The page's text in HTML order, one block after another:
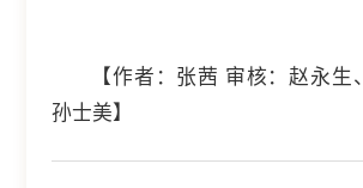
【作者： 张茜 审核：赵永生
孙士美】